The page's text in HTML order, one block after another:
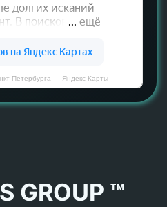
— Яндекс Карты
GROUP ™